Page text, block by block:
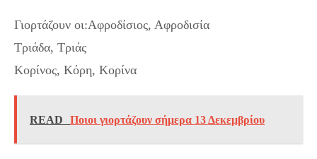
Γιορτάζουν οι:Αφροδίσιος, Αφροδισία
Τριάδα, Τριάς
Κορίνος, Κόρη, Κορίνα
READ Ποιοι γιορτάζουν σήμερα 13 Δεκεμβρίου